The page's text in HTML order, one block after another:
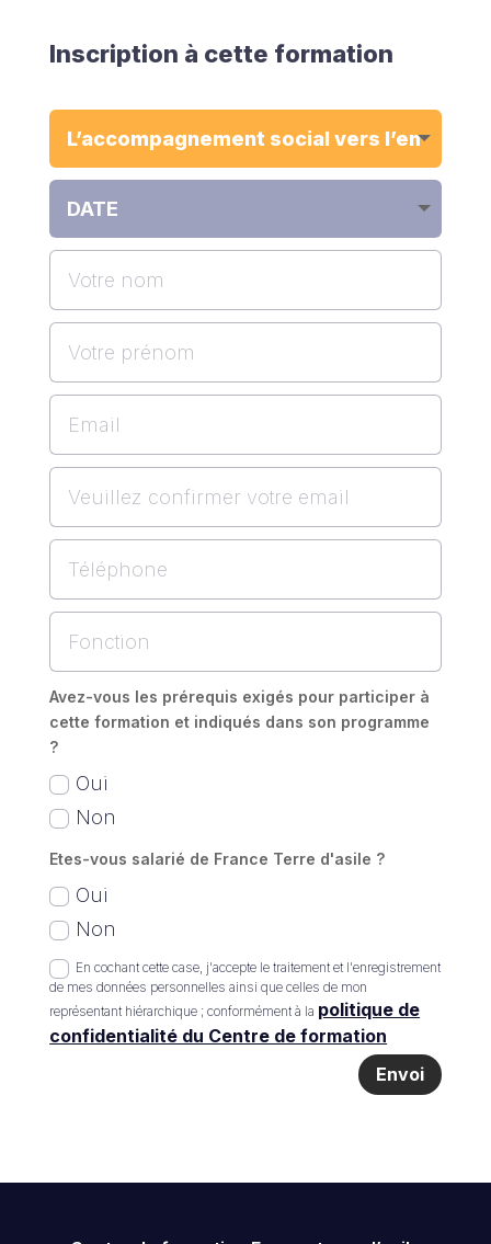
Inscription à cette formation
Avez-vous les prérequis exigés pour participer à
cette formation et indiqués dans son programme
?
Oui
Non
Etes-vous salarié de France Terre d'asile ?
Oui
Non
En cochant cette case, j'accepte le traitement et l'enregistrement
de mes données personnelles ainsi que celles de mon
représentant hiérarchique ; conformément à la politique de
confidentialité du Centre de formation
Envoi